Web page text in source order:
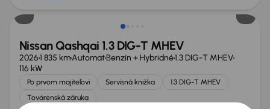
Nissan Qashqai 1.3 DIG-T MHEV
20261 835 kmAutomatBenzín + Hybridné1.3 DIG-T MHEV
116 kW
Po prvom majiteľovi Servisná knižka
1.3 DIG-T MHEV
Továrenská záruka